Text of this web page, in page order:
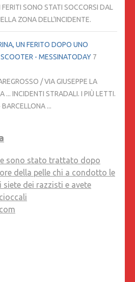
SONO STATI SOCCORSI DAL
ZONA DELL'INCIDENTE.
UN FERITO DOPO UNO
- MESSINATODAY 7
/ VIA GIUSEPPE LA
... INCIDENTI STRADALI. I PIÙ LETTI.
...
sono stato trattato dopo
della pelle chi a condotto le
dei razzisti e avete